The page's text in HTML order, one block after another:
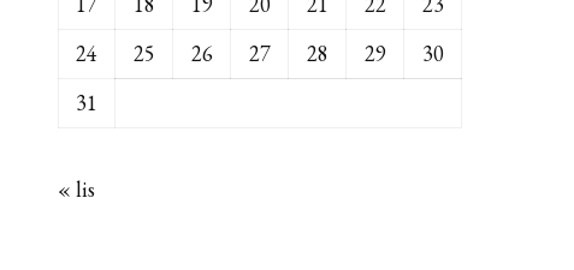
24
25 26 27 28 29
30
31
« lis